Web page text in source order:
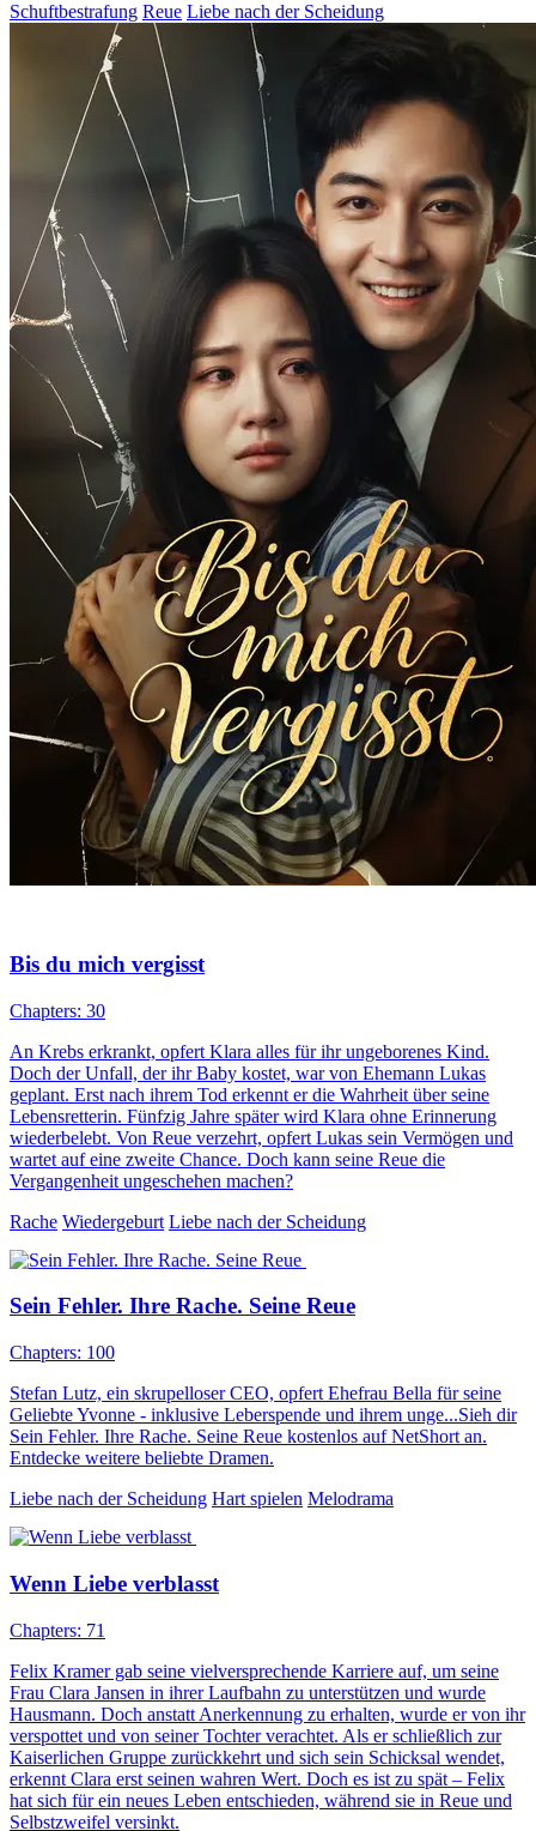
Schuftbestrafung Reue Liebe nach der Scheidung
Bis du mich vergisst
Chapters: 30
An Krebs erkrankt, opfert Klara alles für ihr ungeborenes Kind.
Doch der Unfall, der ihr Baby kostet, war von Ehemann Lukas
geplant. Erst nach ihrem Tod erkennt er die Wahrheit über seine
Lebensretterin. Fünfzig Jahre später wird Klara ohne Erinnerung
wiederbelebt. Von Reue verzehrt, opfert Lukas sein Vermögen und
wartet auf eine zweite Chance. Doch kann seine Reue die
Vergangenheit ungeschehen machen?
Rache Wiedergeburt Liebe nach der Scheidung
Sein Fehler. Ihre Rache. Seine Reue
Chapters: 100
Stefan Lutz, ein skrupelloser CEO, opfert Ehefrau Bella für seine
Geliebte Yvonne - inklusive Leberspende und ihrem unge...Sieh dir
Sein Fehler. Ihre Rache. Seine Reue kostenlos auf NetShort an.
Entdecke weitere beliebte Dramen.
Liebe nach der Scheidung Hart spielen Melodrama
Wenn Liebe verblasst
Chapters: 71
Felix Kramer gab seine vielversprechende Karriere auf, um seine
Frau Clara Jansen in ihrer Laufbahn zu unterstützen und wurde
Hausmann. Doch anstatt Anerkennung zu erhalten, wurde er von ihr
verspottet und von seiner Tochter verachtet. Als er schließlich zur
Kaiserlichen Gruppe zurückkehrt und sich sein Schicksal wendet,
erkennt Clara erst seinen wahren Wert. Doch es ist zu spät – Felix
hat sich für ein neues Leben entschieden, während sie in Reue und
Selbstzweifel versinkt.